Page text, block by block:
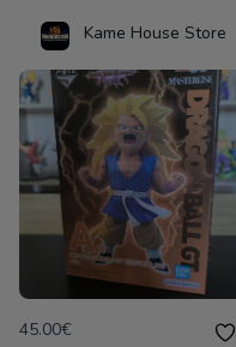
Kame House Store
45.00€